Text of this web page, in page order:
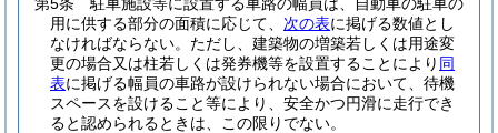
用に供する部分の面積に応じて、 次の表に掲げる数値とし
なければならない。 ただし、建築物の増築若しくは用途変
更の場合又は柱若しくは発券機等を設置することにより 同
表に掲げる幅員の車路が設けられない場合において、待機
スペースを設けること等により、安全かつ円滑に走行でき
ると認められるときは、この限りでない。